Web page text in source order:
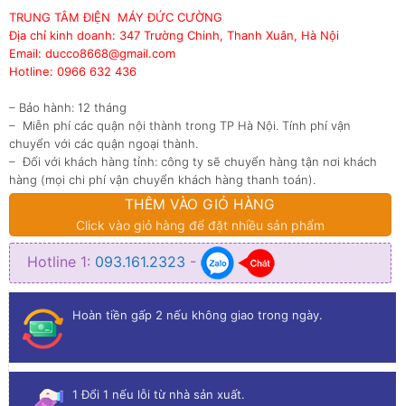
TRUNG TÂM ĐIỆN MÁY ĐỨC CƯỜNG
Địa chỉ kinh doanh: 347 Trường Chinh, Thanh Xuân, Hà Nội
Email: ducco8668@gmail.com
Hotline: 0966 632 436
– Bảo hành: 12 tháng
– Miễn phí các quận nội thành trong TP Hà Nội. Tính phí vận
chuyển với các quận ngoại thành.
– Đối với khách hàng tỉnh: công ty sẽ chuyển hàng tận nơi khách
hàng (mọi chi phí vận chuyển khách hàng thanh toán).
THÊM VÀO GIỎ HÀNG
Click vào giỏ hàng để đặt nhiều sản phẩm
Hotline 1: 093.161.2323 -
Hoàn tiền gấp 2 nếu không giao trong ngày.
1 Đổi 1 nếu lỗi từ nhà sản xuất.